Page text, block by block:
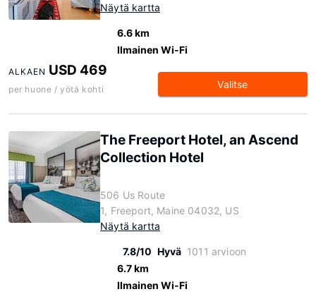
Näytä kartta
6.6 km
Ilmainen Wi-Fi
ALKAEN USD 469
per huone / yötä kohti Valitse
The Freeport Hotel, an Ascend
Collection Hotel
506 Us Route
1, Freeport, Maine 04032, US
Näytä kartta
7.8/10 Hyvä 1011 arvioon
6.7 km
Ilmainen Wi-Fi